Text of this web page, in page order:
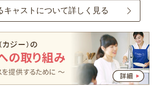
キャストについて詳しく見る